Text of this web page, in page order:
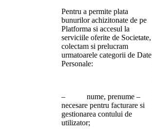
Pentru a permite plata
bunurilor achizitonate de pe
Platforma si accesul la
serviciile oferite de Societate,
colectam si prelucram
urmatoarele categorii de Date
Personale:
– nume, prenume –
necesare pentru facturare si
gestionarea contului de
utilizator;